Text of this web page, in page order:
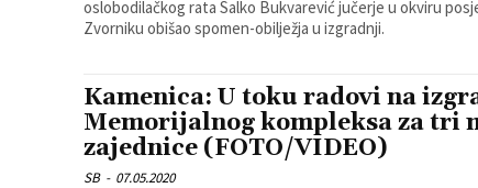
oslobodilačkog rata Salko Bukvarević jučerje u okviru posjete Podrinju, u
Zvorniku obišao spomen-obilježja u izgradnji.
Kamenica: U toku radovi na
Memorijalnog kompleksa za tri
zajednice (FOTO/VIDEO)
SB - 07.05.2020